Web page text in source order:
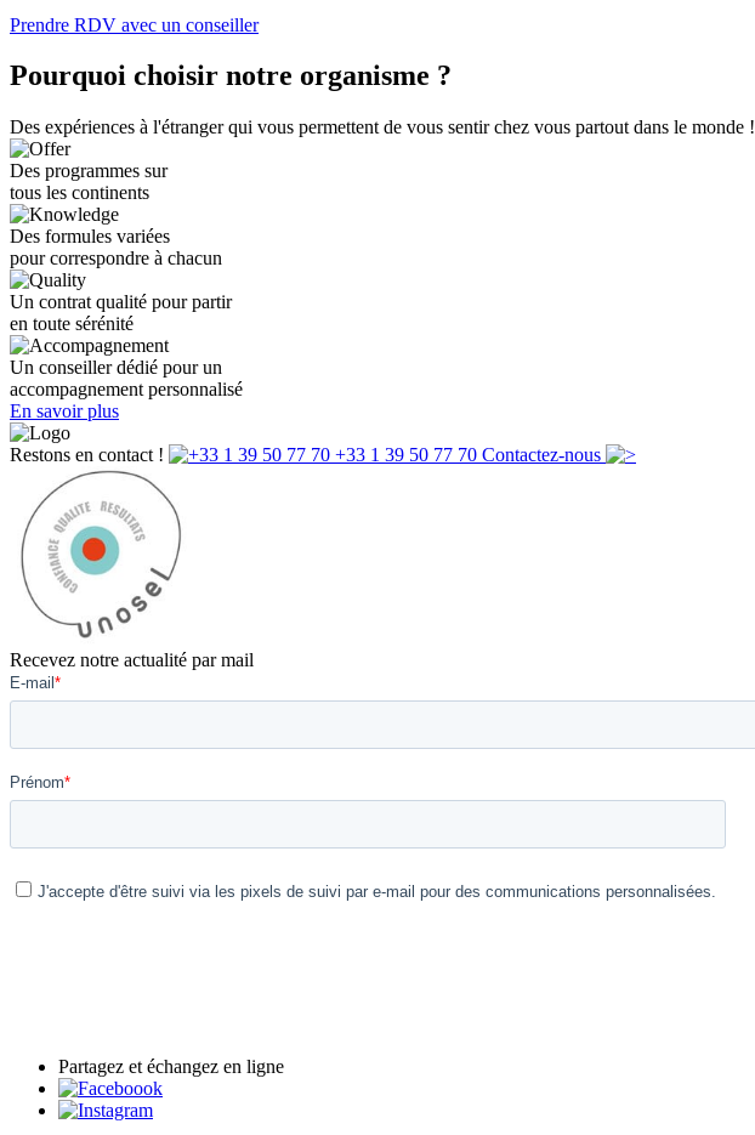
Prendre RDV avec un conseiller
Pourquoi choisir notre organisme ?
Des expériences à l'étranger qui vous permettent de vous sentir chez vous partout dans le monde !
Des programmes sur
tous les continents
Des formules variées
pour correspondre à chacun
Un contrat qualité pour partir
en toute sérénité
Un conseiller dédié pour un
accompagnement personnalisé
En savoir plus
Restons en contact ! +33 1 39 50 77 70 Contactez-nous
Recevez notre actualité par mail
Partagez et échangez en ligne